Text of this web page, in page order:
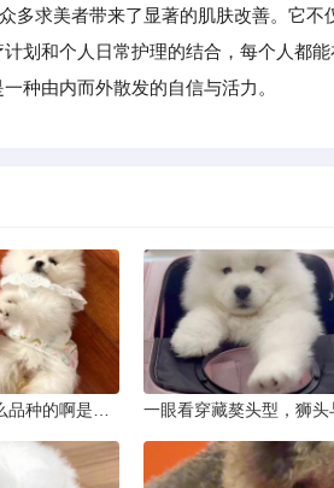
求美者带来了显著的肌肤改善。它不
划和个人日常护理的结合，每个人都能
种由内而外散发的自信与活力。